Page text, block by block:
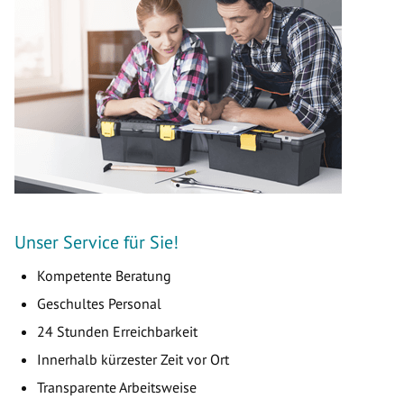
Unser Service für Sie!
Kompetente Beratung
Geschultes Personal
24 Stunden Erreichbarkeit
Innerhalb kürzester Zeit vor Ort
Transparente Arbeitsweise